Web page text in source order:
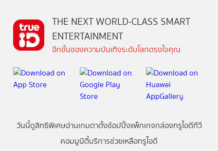
THE NEXT WORLD-CLASS SMART
ENTERTAINMENT
อีกขั้นของความบันเทิงระดับโลกตรงใจคุณ
วันนี้ดูสิทธิพิเศษอ่านเกมตาตั้งช้อปปิ้งแพ็กเกจกล่องทรูไอดีทีวี
คอมมูนิตี้บริการช่วยเหลือทรูไอดี